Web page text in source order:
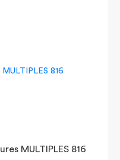
MULTIPLES 816